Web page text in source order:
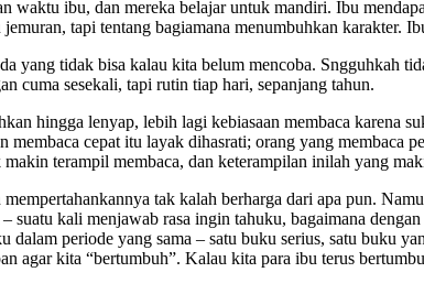
waktu ibu, dan mereka belajar untuk mandiri. Ibu
tapi tentang bagiamana menumbuhkan karakter.
yang tidak bisa kalau kita belum mencoba. Sngguhkah
cuma sesekali, tapi rutin tiap hari, sepanjang tahun.
hingga lenyap, lebih lagi kebiasaan membaca karena
membaca cepat itu layak dihasrati; orang yang membaca
terampil membaca, dan keterampilan inilah yang
tak kalah berharga dari apa pun.
suatu kali menjawab rasa ingin tahuku, bagaimana
dalam periode yang sama – satu buku serius, satu buku
agar kita “bertumbuh”. Kalau kita para ibu terus